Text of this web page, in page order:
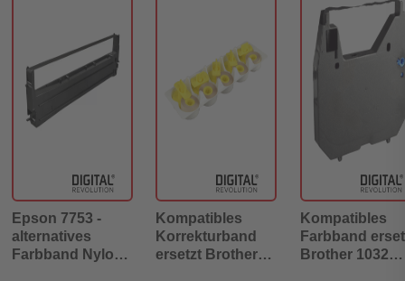
Epson 7753 -
alternatives
Farbband Nylon
Kompatibles
Korrekturband
ersetzt Brother
Kompatibles
Farbband
Brother 1032